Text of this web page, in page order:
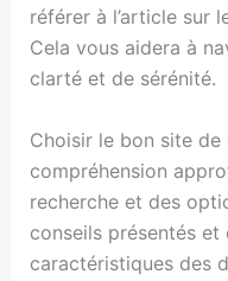
référer à l’article sur
Cela vous aidera à
clarté et de sérénité.
Choisir le bon site
compréhension
recherche et des
conseils présentés et
caractéristiques des